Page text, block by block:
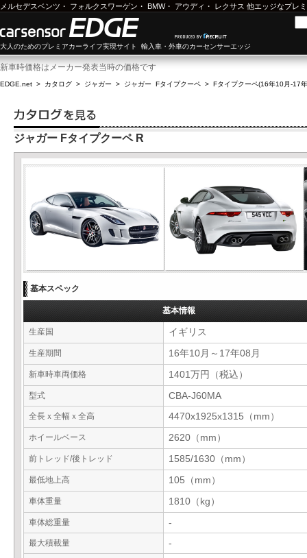
メルセデスベンツ ・ フォルクスワーゲン ・ BMW・ アウディ ・ レクサス 他エッジなプレ
大人のためのプレミアカーライフ実現サイト 輸入車・外車のカーセンサーエッジ
新車時価格はメーカー発表当時の価格です
EDGE.net > カタログ > ジャガー > ジャガー Fタイプクーペ > Fタイプクーペ(16年10月-17
ジャガー Fタイプクーペ R
基本スペック
基本情報
生産国 イギリス
生産期間 16年10月～17年08月
新車時車両価格 1401万円（税込）
型式 CBA-J60MA
全長ｘ全幅ｘ全高 4470x1925x1315（mm）
ホイールベース 2620（mm）
前トレッド/後トレッド 1585/1630（mm）
最低地上高 105（mm）
車体重量 1810（kg）
車体総重量 -
最大積載量 -